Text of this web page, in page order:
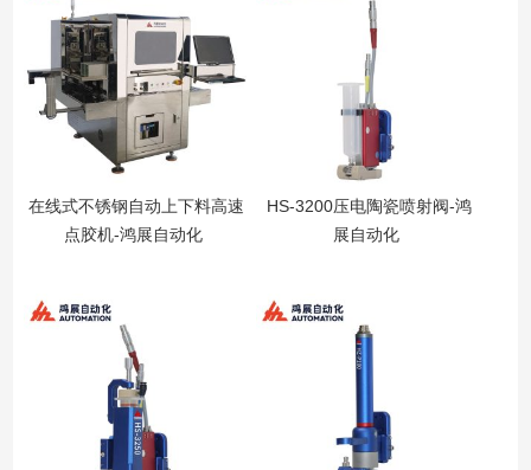
在线式不锈钢自动上下料高速
点胶机-鸿展自动化
HS-3200压电陶瓷喷射阀-鸿
展自动化